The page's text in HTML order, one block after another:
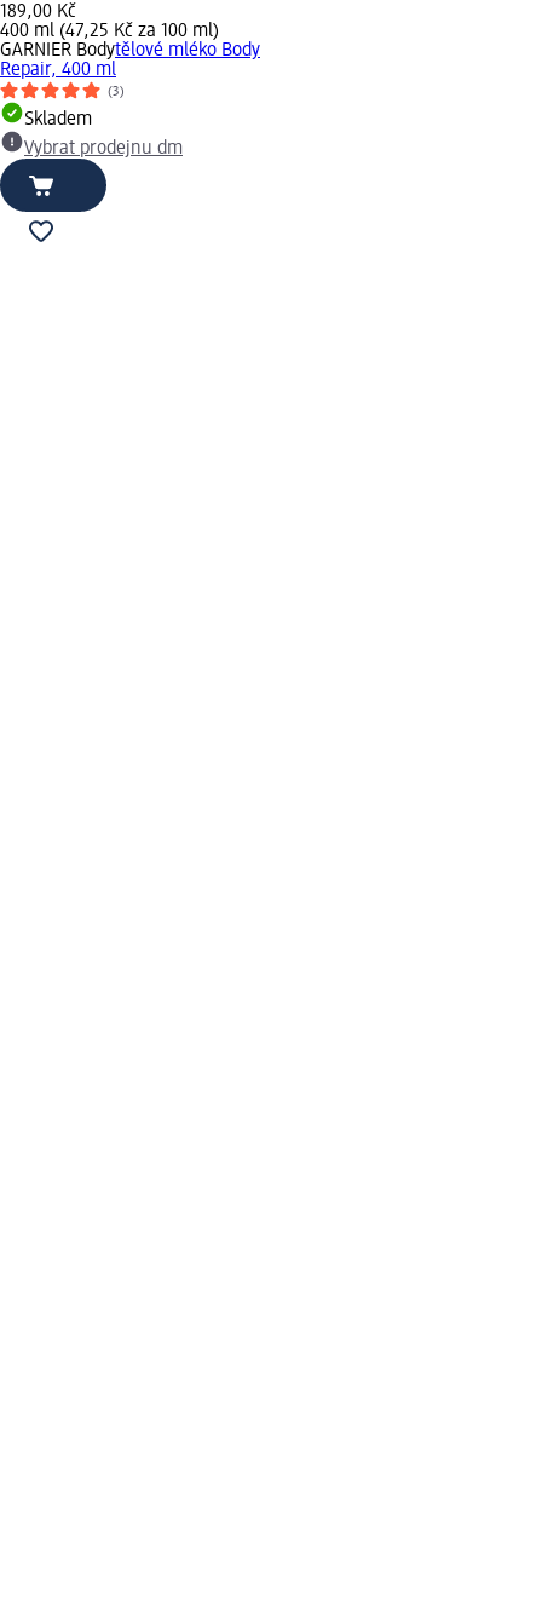
189,00 Kč
400 ml (47,25 Kč za 100 ml)
GARNIER Bodytělové mléko Body
Repair, 400 ml
(3)
Skladem
Vybrat prodejnu dm